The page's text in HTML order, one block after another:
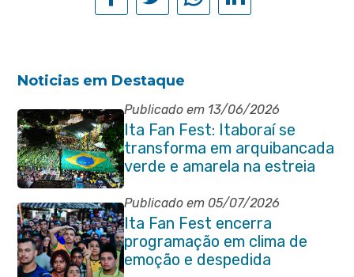
Noticias em Destaque
Publicado em 13/06/2026
Ita Fan Fest: Itaboraí se
transforma em arquibancada
verde e amarela na estreia
do Brasil na Copa do Mundo
Publicado em 05/07/2026
Ita Fan Fest encerra
programação em clima de
emoção e despedida